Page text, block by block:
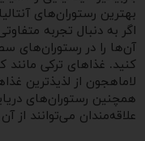
بهترین رستوران‌های
اگر به دنبال تجربه
آن‌ها را در
کنید. غذاهای ترکی مانند
لاماهجون از لذیذترین
همچنین رستوران‌های
علاقه‌مندان می‌توانند از